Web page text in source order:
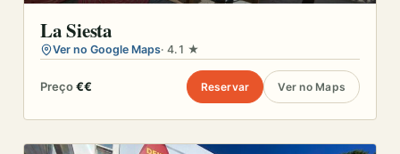
La Siesta
Ver no Google Maps· 4.1 ★
Preço€€ Reservar Ver no Maps